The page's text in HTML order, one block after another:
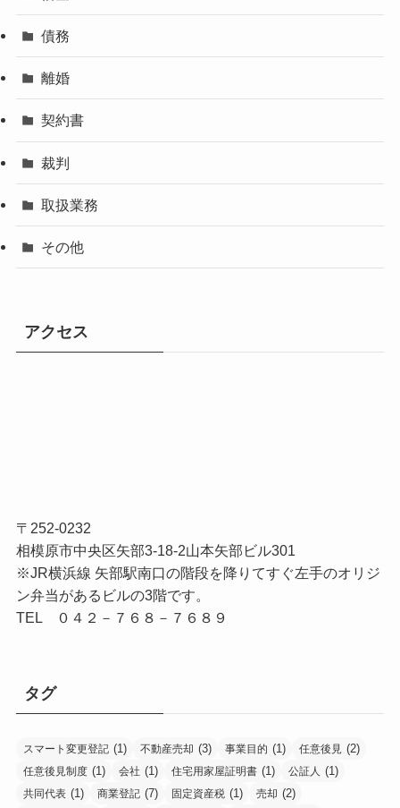
債務
離婚
契約書
裁判
取扱業務
その他
アクセス
〒252-0232
相模原市中央区矢部3-18-2山本矢部ビル301
※JR横浜線 矢部駅南口の階段を降りてすぐ左手のオリジ
ン弁当があるビルの3階です。
TEL ０４２－７６８－７６８９
タグ
スマート変更登記 (1) 不動産売却 (3) 事業目的 (1) 任意後見 (2)
任意後見制度 (1) 会社 (1) 住宅用家屋証明書 (1) 公証人 (1)
共同代表 (1) 商業登記 (7) 固定資産税 (1) 売却 (2)